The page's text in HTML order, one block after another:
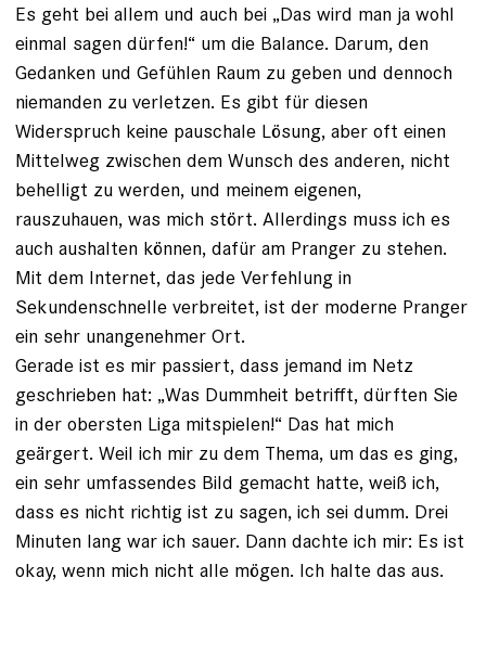
Es geht bei allem und auch bei „Das wird man ja wohl
einmal sagen dürfen!“ um die Balance. Darum, den
Gedanken und Gefühlen Raum zu geben und dennoch
niemanden zu verletzen. Es gibt für diesen
Widerspruch keine pauschale Lösung, aber oft einen
Mittelweg zwischen dem Wunsch des anderen, nicht
behelligt zu werden, und meinem eigenen,
rauszuhauen, was mich stört. Allerdings muss ich es
auch aushalten können, dafür am Pranger zu stehen.
Mit dem Internet, das jede Verfehlung in
Sekundenschnelle verbreitet, ist der moderne Pranger
ein sehr unangenehmer Ort.
Gerade ist es mir passiert, dass jemand im Netz
geschrieben hat: „Was Dummheit betrifft, dürften Sie
in der obersten Liga mitspielen!“ Das hat mich
geärgert. Weil ich mir zu dem Thema, um das es ging,
ein sehr umfassendes Bild gemacht hatte, weiß ich,
dass es nicht richtig ist zu sagen, ich sei dumm. Drei
Minuten lang war ich sauer. Dann dachte ich mir: Es ist
okay, wenn mich nicht alle mögen. Ich halte das aus.